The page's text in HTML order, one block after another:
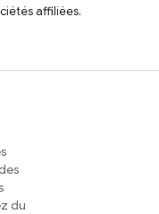
affiliées.
du